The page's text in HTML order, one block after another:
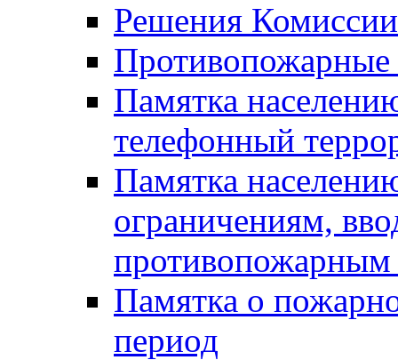
Решения
Противопожарные
Памятка
телефонный
Памятка
ограничениям,
Памятка о
период